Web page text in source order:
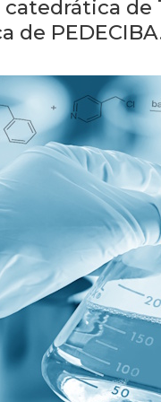
catedrática
de